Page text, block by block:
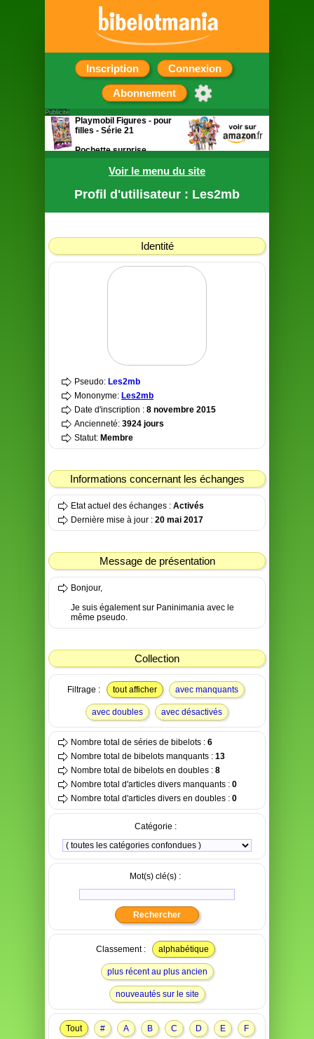
Inscription Connexion
Abonnement
Voir le menu du site
Profil d'utilisateur : Les2mb
Identité
Pseudo: Les2mb
Mononyme: Les2mb
Date d'inscription : 8 novembre 2015
Ancienneté: 3924 jours
Statut: Membre
Informations concernant les échanges
Etat actuel des échanges : Activés
Dernière mise à jour : 20 mai 2017
Message de présentation
Bonjour,
Je suis également sur Paninimania avec le
même pseudo.
Collection
Filtrage : tout afficher avec manquants
avec doubles avec désactivés
Nombre total de séries de bibelots : 6
Nombre total de bibelots manquants : 13
Nombre total de bibelots en doubles : 8
Nombre total d'articles divers manquants : 0
Nombre total d'articles divers en doubles : 0
Catégorie :
Mot(s) clé(s) :
Classement : alphabétique
plus récent au plus ancien
nouveautés sur le site
Tout # A B C D E F
Publicité
Playmobil Figures - pour
filles - Série 21
Pochette surprise